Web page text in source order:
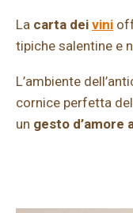
La carta dei vini
tipiche salentine e
L’ambiente
cornice perfetta
un gesto d’amore